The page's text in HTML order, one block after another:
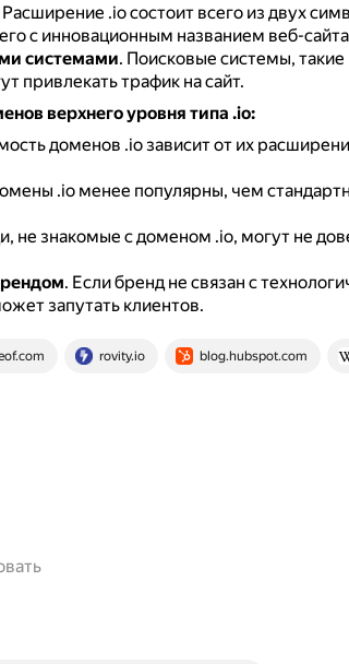
Расширение .io состоит всего из двух
с инновационным названием веб-
системами. Поисковые системы, такие
привлекать трафик на сайт.
верхнего уровня типа .io:
доменов .io зависит от их
.io менее популярны, чем
не знакомые с доменом .io, могут не
. Если бренд не связан с
запутать клиентов.
rovity.io blog.hubspot.com